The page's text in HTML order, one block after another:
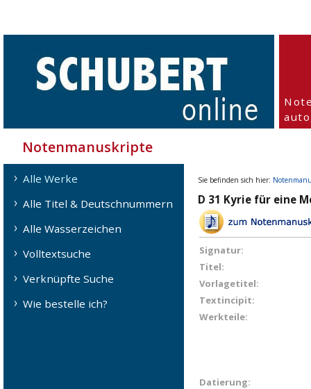
Notenmanuskripte
Alle Werke
Alle Titel & Deutschnummern
Alle Wasserzeichen
Volltextsuche
Verknüpfte Suche
Wie bestelle ich?
Sie befinden sich hier:
D 31 Kyrie für eine
Signatur:
Titel:
Vorlagetitel:
Textincipit:
Werkteile:
Datierung: